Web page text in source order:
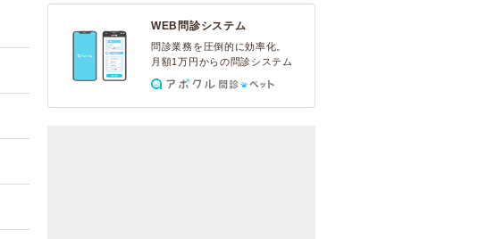
WEB問診システム
問診業務を圧倒的に効率化。
月額1万円からの問診システム